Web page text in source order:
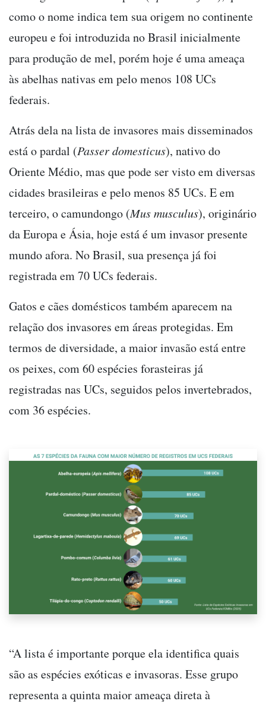
como o nome indica tem sua origem no continente
europeu e foi introduzida no Brasil inicialmente
para produção de mel, porém hoje é uma ameaça
às abelhas nativas em pelo menos 108 UCs
federais.
Atrás dela na lista de invasores mais disseminados
está o pardal (Passer domesticus), nativo do
Oriente Médio, mas que pode ser visto em diversas
cidades brasileiras e pelo menos 85 UCs. E em
terceiro, o camundongo (Mus musculus), originário
da Europa e Ásia, hoje está é um invasor presente
mundo afora. No Brasil, sua presença já foi
registrada em 70 UCs federais.
Gatos e cães domésticos também aparecem na
relação dos invasores em áreas protegidas. Em
termos de diversidade, a maior invasão está entre
os peixes, com 60 espécies forasteiras já
registradas nas UCs, seguidos pelos invertebrados,
com 36 espécies.
“A lista é importante porque ela identifica quais
são as espécies exóticas e invasoras. Esse grupo
representa a quinta maior ameaça direta à